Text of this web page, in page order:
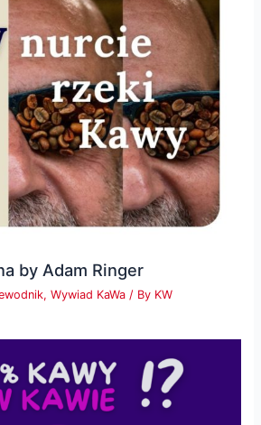
by Adam Ringer
,Wywiad KaWa / By KW